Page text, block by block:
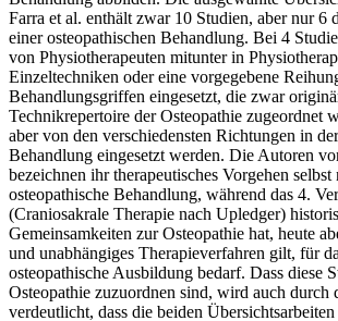
Farra et al. enthält zwar 10 Studien, aber nur 6
einer osteopathischen Behandlung. Bei 4
von Physiotherapeuten mitunter in
Einzeltechniken oder eine vorgegebene
Behandlungsgriffen eingesetzt, die zwar
Technikrepertoire der Osteopathie zugeordnet
aber von den verschiedensten Richtungen in
Behandlung eingesetzt werden. Die Autoren
bezeichnen ihr therapeutisches Vorgehen selbst
osteopathische Behandlung, während das 4.
(Craniosakrale Therapie nach Upledger)
Gemeinsamkeiten zur Osteopathie hat, heute
und unabhängiges Therapieverfahren gilt, für
osteopathische Ausbildung bedarf. Dass diese
Osteopathie zuzuordnen sind, wird auch durch
verdeutlicht, dass die beiden